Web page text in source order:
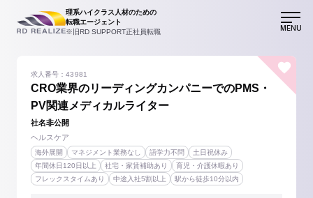
理系ハイクラス人材のための
転職エージェント
※旧RD SUPPORT正社員転職
MENU
CRO業界のリーディングカンパニーでのPMS・
PV関連メディカルライター
求人番号：43981
社名非公開
ヘルスケア
海外展開 マネジメント業務なし 語学力不問
土日祝休み
年間休日120日以上
社宅・家賃補助あり
育児・介護休暇あり
フレックスタイムあり
中途入社5割以上 駅から徒歩10分以内